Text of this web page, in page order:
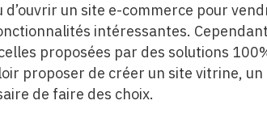
d’ouvrir un site e-commerce pour
intéressantes.
proposées par des solutions
proposer de créer un site vitrine,
de faire des choix.